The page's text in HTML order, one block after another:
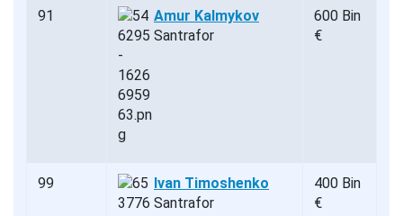
91
Amur Kalmykov
Santrafor
600 Bin
€
99
Ivan Timoshenko
Santrafor
400 Bin
€